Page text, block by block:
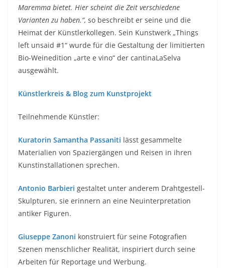
Maremma bietet. Hier scheint die Zeit verschiedene
Varianten zu haben.“, so beschreibt er seine und die
Heimat der Künstlerkollegen. Sein Kunstwerk „Things
left unsaid #1“ wurde für die Gestaltung der limitierten
Bio-Weinedition „arte e vino“ der cantinaLaSelva
ausgewählt.
Künstlerkreis & Blog zum Kunstprojekt
Teilnehmende Künstler:
Kuratorin Samantha Passaniti lässt gesammelte
Materialien von Spaziergängen und Reisen in ihren
Kunstinstallationen sprechen.
Antonio Barbieri gestaltet unter anderem Drahtgestell-
Skulpturen, sie erinnern an eine Neuinterpretation
antiker Figuren.
Giuseppe Zanoni konstruiert für seine Fotografien
Szenen menschlicher Realität, inspiriert durch seine
Arbeiten für Reportage und Werbung.